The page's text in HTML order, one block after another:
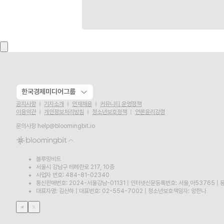
한국경제미디어그룹
공지사항 기자소개 인재채용
커뮤니티 운영정책
이용약관
개인정보처리방침 청소년보호정책
언론윤리강령
문의사항 help@bloomingbit.io
블루밍비트
서울시 강남구 테헤란로 217, 10층
사업자 번호: 484-81-02340
통신판매번호: 2024-서울강남-01131
인터넷신문등록번호: 서울,아53765
대표자명: 김산하
대표번호: 02-554-7002 청소년보호책임자: 양한나